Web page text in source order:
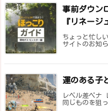
事前ダウン
『リネージ
ちょっと忙し
サイトのお知
運のある子
レベル差ペナ
同じものを狙